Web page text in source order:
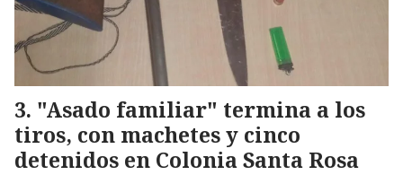
"Asado familiar" termina a los
tiros, con machetes y cinco
detenidos en Colonia Santa Rosa